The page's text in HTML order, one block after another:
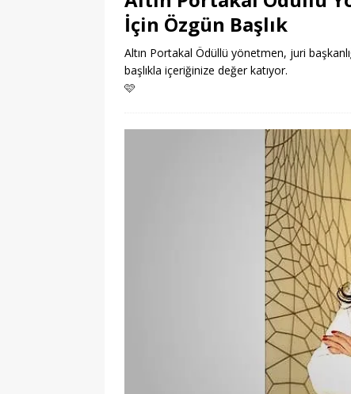
İçin Özgün Başlık
Altın Portakal Ödüllü yönetmen, juri
başlıkla içeriğinize değer katıyor.
🩷